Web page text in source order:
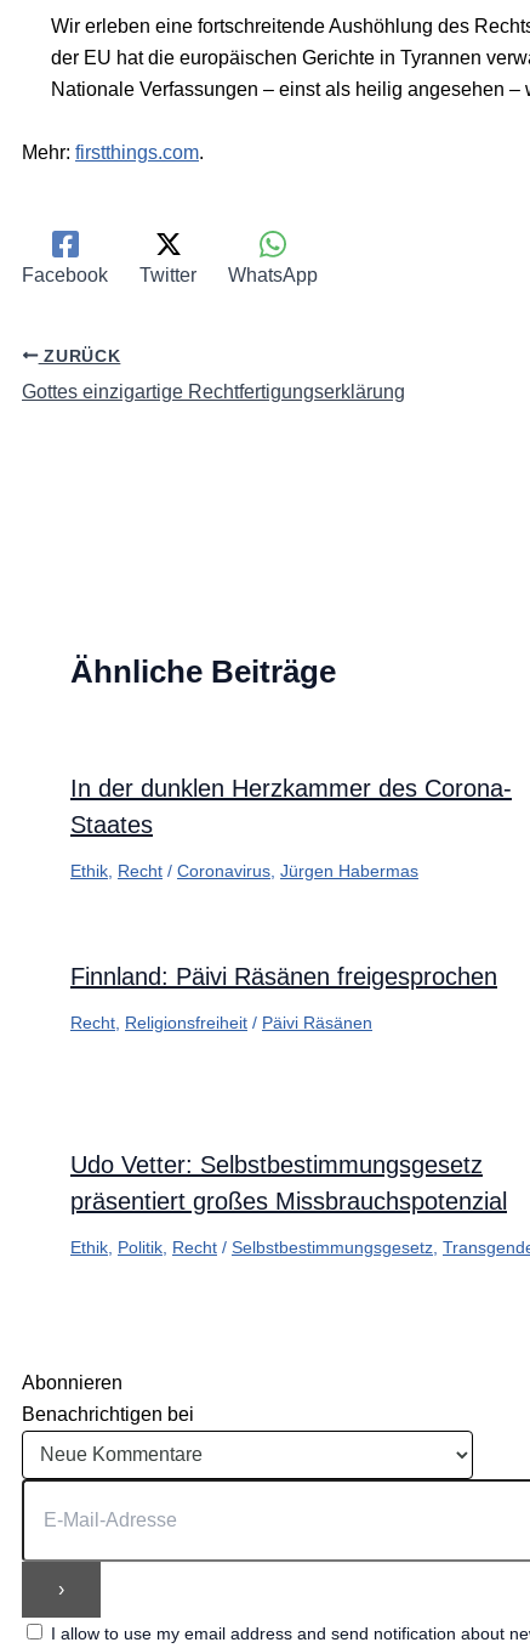
Wir erleben eine fortschreitende Aushöhlung des
der EU hat die europäischen Gerichte in Tyrannen
Nationale Verfassungen – einst als heilig angesehen
Mehr: firstthings.com.
Facebook Twitter WhatsApp
ZURÜCK
Gottes einzigartige Rechtfertigungserklärung
Ähnliche Beiträge
In der dunklen Herzkammer des Corona-
Staates
Ethik Recht / Coronavirus Jürgen Habermas
Finnland: Päivi Räsänen freigesprochen
Recht Religionsfreiheit / Päivi Räsänen
Udo Vetter: Selbstbestimmungsgesetz
präsentiert großes Missbrauchspotenzial
Ethik Politik Recht / Selbstbestimmungsgesetz
Abonnieren
Benachrichtigen bei
I allow to use my email address and send notification about